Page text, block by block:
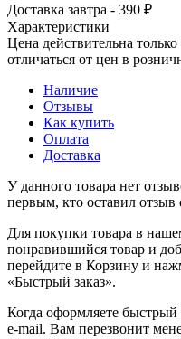
Доставка завтра - 390 ₽
Характеристики
Цена действительна
отличаться от цен в
Наличие
Отзывы
Как купить
Оплата
Доставка
У данного товара нет
первым, кто оставил отзыв
Для покупки товара в
понравившийся товар и
перейдите в Корзину и
«Быстрый заказ».
Когда оформляете
e-mail. Вам перезвонит